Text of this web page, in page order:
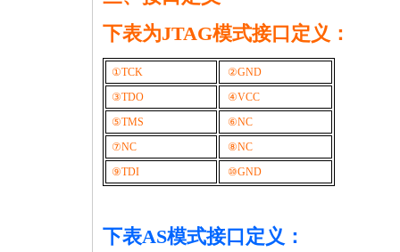
下表为JTAG模式接口定义：
①TCK
②GND
③TDO
④VCC
⑤TMS
⑥NC
⑦NC
⑧NC
⑨TDI
⑩GND
下表AS模式接口定义：